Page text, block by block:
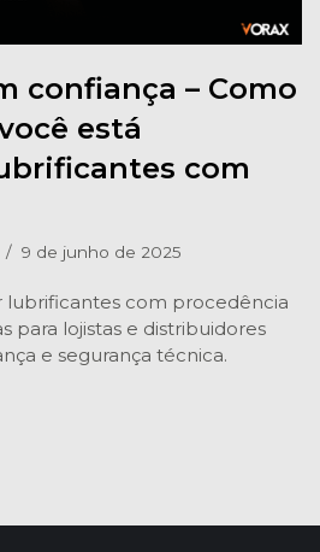
confiança – Como
está
com
9 de junho de 2025
lubrificantes com procedência
para lojistas e distribuidores
e segurança técnica.